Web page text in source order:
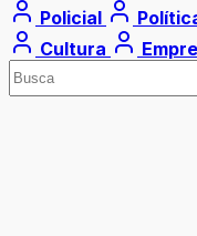
Policial
Cultura